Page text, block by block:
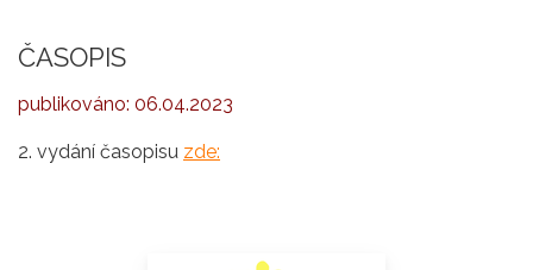
ČASOPIS
publikováno: 06.04.2023
2. vydání časopisu zde: